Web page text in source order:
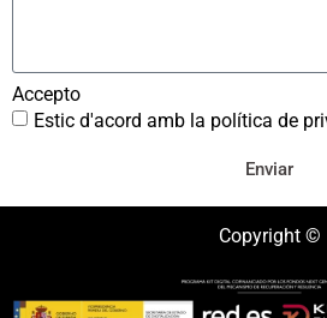
Accepto
Estic d'acord amb la política de
Enviar
Copyright ©